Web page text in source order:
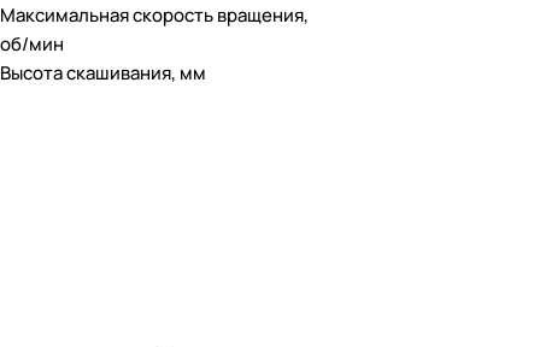
Максимальная скорость вращения,
об/мин
Высота скашивания, мм